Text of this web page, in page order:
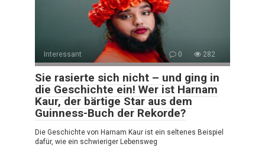
Interessant 0 282
Sie rasierte sich nicht – und ging in
die Geschichte ein! Wer ist Harnam
Kaur, der bärtige Star aus dem
Guinness-Buch der Rekorde?
Die Geschichte von Harnam Kaur ist ein seltenes Beispiel
dafür, wie ein schwieriger Lebensweg